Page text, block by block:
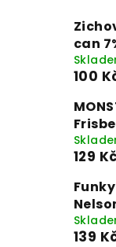
can
100
129 Kč
139